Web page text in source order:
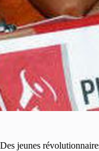
Des jeunes